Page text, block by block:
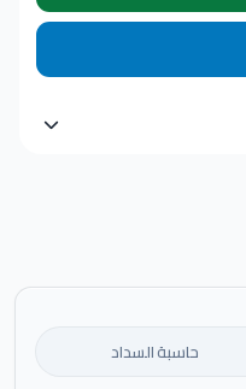
حاسبة السداد